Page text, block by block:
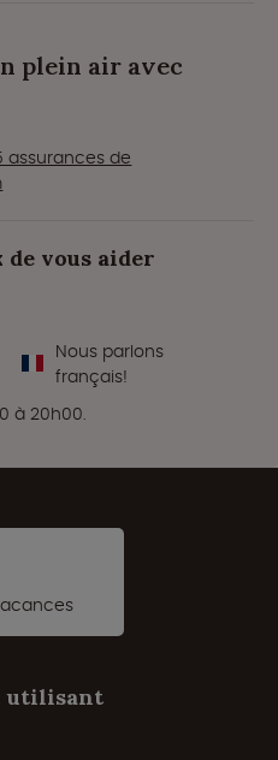
plein air avec
assurances de
vous aider
Nous parlons
français!
à 20h00.
utilisant